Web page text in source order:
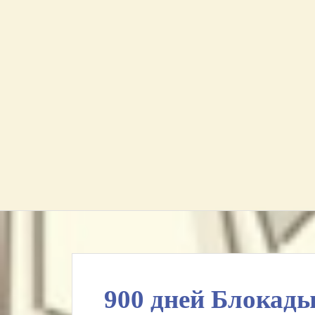
900 дней